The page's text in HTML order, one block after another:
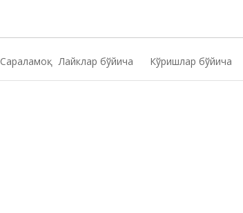
Сараламоқ: Лайклар бўйича Кўришлар бўйича